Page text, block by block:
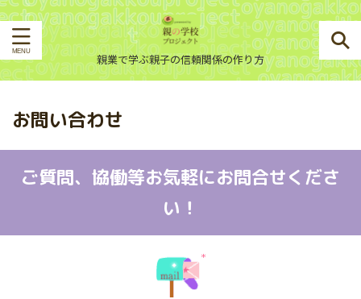
親業で学ぶ親子の信頼関係の作り方
お問い合わせ
ご質問、協働等お気軽にお問合せくださ
い！